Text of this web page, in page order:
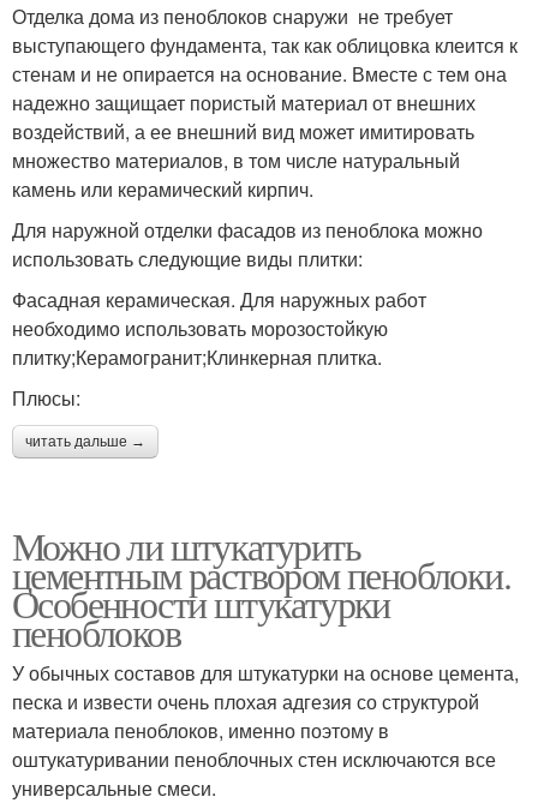
Отделка дома из пеноблоков снаружи не требует
выступающего фундамента, так как облицовка клеится к
стенам и не опирается на основание. Вместе с тем она
надежно защищает пористый материал от внешних
воздействий, а ее внешний вид может имитировать
множество материалов, в том числе натуральный
камень или керамический кирпич.
Для наружной отделки фасадов из пеноблока можно
использовать следующие виды плитки:
Фасадная керамическая. Для наружных работ
необходимо использовать морозостойкую
плитку;Керамогранит;Клинкерная плитка.
Плюсы:
читать дальше →
Можно ли штукатурить
цементным раствором пеноблоки.
Особенности штукатурки
пеноблоков
У обычных составов для штукатурки на основе цемента,
песка и извести очень плохая адгезия со структурой
материала пеноблоков, именно поэтому в
оштукатуривании пеноблочных стен исключаются все
универсальные смеси.